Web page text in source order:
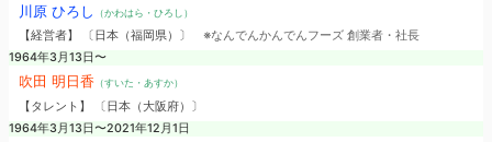
川原 ひろし （かわはら・ひろし）
【経営者】 〔日本（福岡県）〕 ※なんでんかんでんフーズ 創業者・社長
1964年3月13日〜
吹田 明日香 （すいた・あすか）
【タレント】 〔日本（大阪府）〕
1964年3月13日〜2021年12月1日